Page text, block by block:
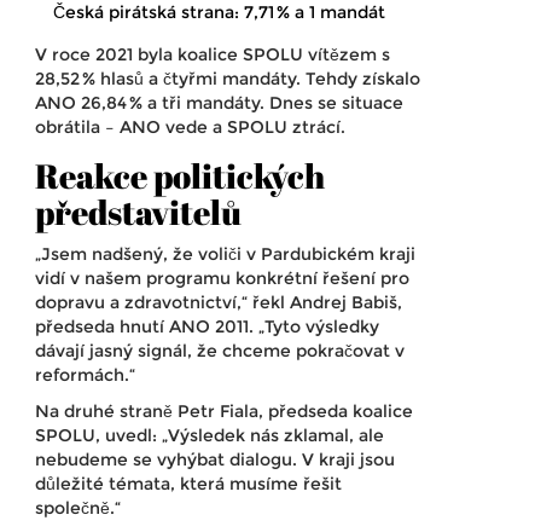
Česká pirátská strana: 7,71 % a 1 mandát
V roce 2021 byla koalice SPOLU vítězem s
28,52 % hlasů a čtyřmi mandáty. Tehdy získalo
ANO 26,84 % a tři mandáty. Dnes se situace
obrátila – ANO vede a SPOLU ztrácí.
Reakce politických
představitelů
„Jsem nadšený, že voliči v Pardubickém kraji
vidí v našem programu konkrétní řešení pro
dopravu a zdravotnictví,“ řekl Andrej Babiš,
předseda hnutí ANO 2011. „Tyto výsledky
dávají jasný signál, že chceme pokračovat v
reformách.“
Na druhé straně Petr Fiala, předseda koalice
SPOLU, uvedl: „Výsledek nás zklamal, ale
nebudeme se vyhýbat dialogu. V kraji jsou
důležité témata, která musíme řešit
společně.“